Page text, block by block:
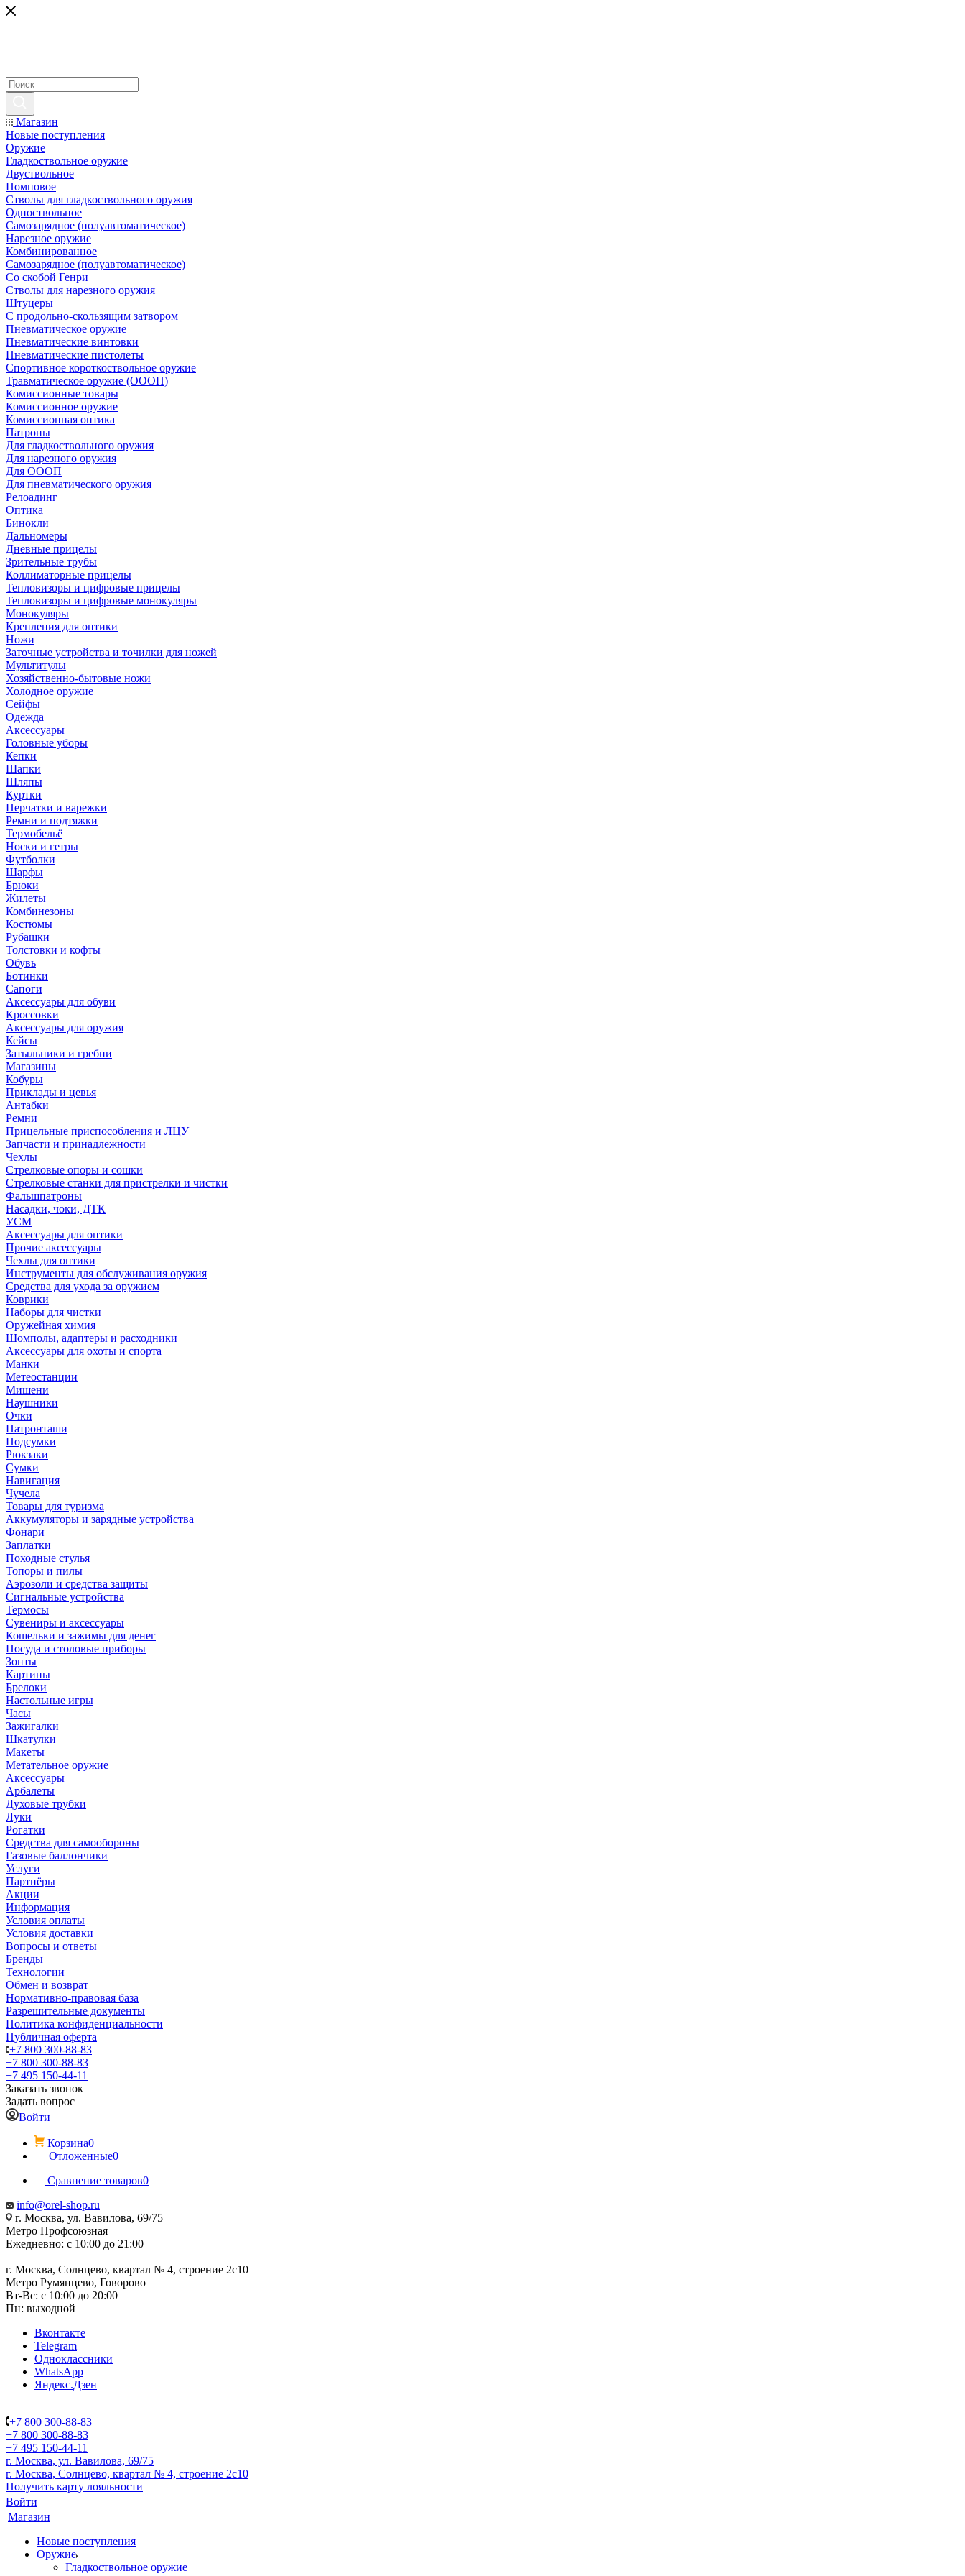
Магазин
Новые поступления
Оружие
Гладкоствольное оружие
Двуствольное
Помповое
Стволы для гладкоствольного оружия
Одноствольное
Самозарядное (полуавтоматическое)
Нарезное оружие
Комбинированное
Самозарядное (полуавтоматическое)
Со скобой Генри
Стволы для нарезного оружия
Штуцеры
С продольно-скользящим затвором
Пневматическое оружие
Пневматические винтовки
Пневматические пистолеты
Спортивное короткоствольное оружие
Травматическое оружие (ОООП)
Комиссионные товары
Комиссионное оружие
Комиссионная оптика
Патроны
Для гладкоствольного оружия
Для нарезного оружия
Для ОООП
Для пневматического оружия
Релоадинг
Оптика
Бинокли
Дальномеры
Дневные прицелы
Зрительные трубы
Коллиматорные прицелы
Тепловизоры и цифровые прицелы
Тепловизоры и цифровые монокуляры
Монокуляры
Крепления для оптики
Ножи
Заточные устройства и точилки для ножей
Мультитулы
Хозяйственно-бытовые ножи
Холодное оружие
Сейфы
Одежда
Аксессуары
Головные уборы
Кепки
Шапки
Шляпы
Куртки
Перчатки и варежки
Ремни и подтяжки
Термобельё
Носки и гетры
Футболки
Шарфы
Брюки
Жилеты
Комбинезоны
Костюмы
Рубашки
Толстовки и кофты
Обувь
Ботинки
Сапоги
Аксессуары для обуви
Кроссовки
Аксессуары для оружия
Кейсы
Затыльники и гребни
Магазины
Кобуры
Приклады и цевья
Антабки
Ремни
Прицельные приспособления и ЛЦУ
Запчасти и принадлежности
Чехлы
Стрелковые опоры и сошки
Стрелковые станки для пристрелки и чистки
Фальшпатроны
Насадки, чоки, ДТК
УСМ
Аксессуары для оптики
Прочие аксессуары
Чехлы для оптики
Инструменты для обслуживания оружия
Средства для ухода за оружием
Коврики
Наборы для чистки
Оружейная химия
Шомполы, адаптеры и расходники
Аксессуары для охоты и спорта
Манки
Метеостанции
Мишени
Наушники
Очки
Патронташи
Подсумки
Рюкзаки
Сумки
Навигация
Чучела
Товары для туризма
Аккумуляторы и зарядные устройства
Фонари
Заплатки
Походные стулья
Топоры и пилы
Аэрозоли и средства защиты
Сигнальные устройства
Термосы
Сувениры и аксессуары
Кошельки и зажимы для денег
Посуда и столовые приборы
Зонты
Картины
Брелоки
Настольные игры
Часы
Зажигалки
Шкатулки
Макеты
Метательное оружие
Аксессуары
Арбалеты
Духовые трубки
Луки
Рогатки
Средства для самообороны
Газовые баллончики
Услуги
Партнёры
Акции
Информация
Условия оплаты
Условия доставки
Вопросы и ответы
Бренды
Технологии
Обмен и возврат
Нормативно-правовая база
Разрешительные документы
Политика конфиденциальности
Публичная оферта
+7 800 300-88-83
+7 800 300-88-83
+7 495 150-44-11
Заказать звонок
Задать вопрос
Войти
Корзина0
Отложенные0
Сравнение товаров0
info@orel-shop.ru
г. Москва, ул. Вавилова, 69/75
Метро Профсоюзная
Ежедневно: с 10:00 до 21:00
г. Москва, Солнцево, квартал № 4, строение 2с10
Метро Румянцево, Говорово
Вт-Вс: с 10:00 до 20:00
Пн: выходной
Вконтакте
Telegram
Одноклассники
WhatsApp
Яндекс.Дзен
+7 800 300-88-83
+7 800 300-88-83
+7 495 150-44-11
г. Москва, ул. Вавилова, 69/75
г. Москва, Солнцево, квартал № 4, строение 2с10
Получить карту лояльности
Войти
Магазин
Новые поступления
Оружие
Гладкоствольное оружие